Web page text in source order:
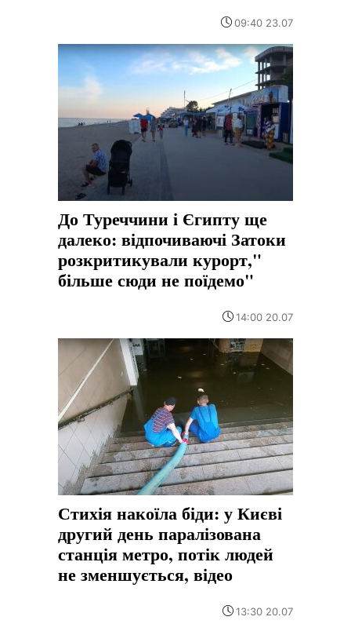
09:40 23.07
До Туреччини і Єгипту ще
далеко: відпочиваючі Затоки
розкритикували курорт,"
більше сюди не поїдемо"
14:00 20.07
Стихія накоїла біди: у Києві
другий день паралізована
станція метро, потік людей
не зменшується, відео
13:30 20.07